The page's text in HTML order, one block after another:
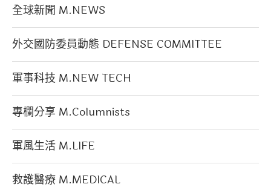
全球新聞 M.NEWS
外交國防委員動態 DEFENSE COMMITTEE
軍事科技 M.NEW TECH
專欄分享 M.Columnists
軍風生活 M.LIFE
救護醫療 M.MEDICAL